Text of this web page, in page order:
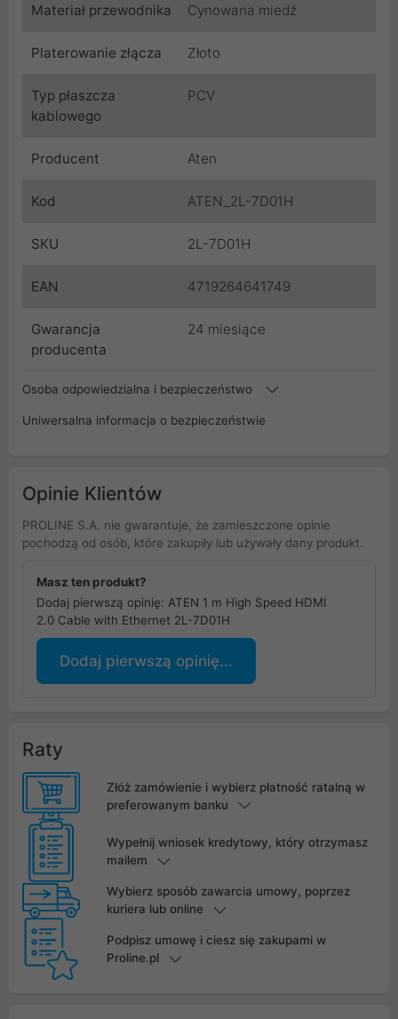
Materiał przewodnika Cynowana miedź
Platerowanie złącza Złoto
Typ płaszcza
kablowego
PCV
Producent Aten
Kod ATEN_2L-7D01H
SKU 2L-7D01H
EAN 4719264641749
Gwarancja
producenta
24 miesiące
Osoba odpowiedzialna i bezpieczeństwo
Uniwersalna informacja o bezpieczeństwie
Opinie Klientów
PROLINE S.A. nie gwarantuje, że zamieszczone opinie
pochodzą od osób, które zakupiły lub używały dany produkt.
Masz ten produkt?
Dodaj pierwszą opinię: ATEN 1 m High Speed HDMI
2.0 Cable with Ethernet 2L-7D01H
Dodaj pierwszą opinię...
Raty
Złóż zamówienie i wybierz płatność ratalną w
preferowanym banku
Wypełnij wniosek kredytowy, który otrzymasz
mailem
Wybierz sposób zawarcia umowy, poprzez
kuriera lub online
Podpisz umowę i ciesz się zakupami w
Proline.pl